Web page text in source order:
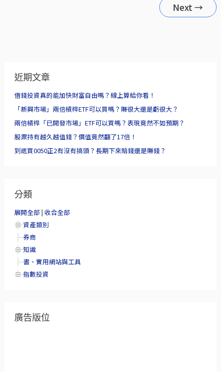
Next →
近期文章
借錢投資真的能加快財富自由嗎？線上算給你看！
「新興市場」兩倍槓桿ETF可以買嗎？賺很大還是虧很大？
兩倍槓桿「已開發市場」ETF可以買嗎？表現竟然不如預期？
股票持有越久越值錢？價值竟然翻了17倍！
到底買0050正2有沒有搞頭？長期下來賠錢還是賺錢？
分類
展開全部 | 收合全部
資產類別
券商
知識
書、實用網站與工具
指數投資
廣告版位